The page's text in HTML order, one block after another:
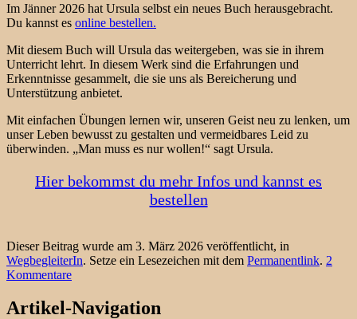
Im Jänner 2026 hat Ursula selbst ein neues Buch herausgebracht.
Du kannst es online bestellen.
Mit diesem Buch will Ursula das weitergeben, was sie in ihrem
Unterricht lehrt. In diesem Werk sind die Erfahrungen und
Erkenntnisse gesammelt, die sie uns als Bereicherung und
Unterstützung anbietet.
Mit einfachen Übungen lernen wir, unseren Geist neu zu lenken, um
unser Leben bewusst zu gestalten und vermeidbares Leid zu
überwinden. „Man muss es nur wollen!“ sagt Ursula.
Hier bekommst du mehr Infos und kannst es
bestellen
Dieser Beitrag wurde am 3. März 2026 veröffentlicht, in
WegbegleiterIn. Setze ein Lesezeichen mit dem Permanentlink. 2
Kommentare
Artikel-Navigation